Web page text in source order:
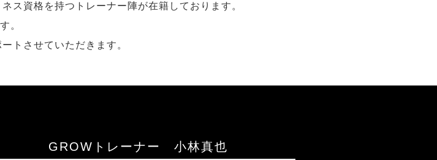
ス資格を持つトレーナー陣が在籍しております。
。
トさせていただきます。
GROWトレーナー 小林真也